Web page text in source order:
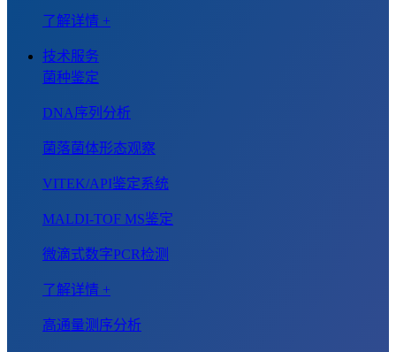
了解详情 +
技术服务
菌种鉴定
DNA序列分析
菌落菌体形态观察
VITEK/API鉴定系统
MALDI-TOF MS鉴定
微滴式数字PCR检测
了解详情 +
高通量测序分析